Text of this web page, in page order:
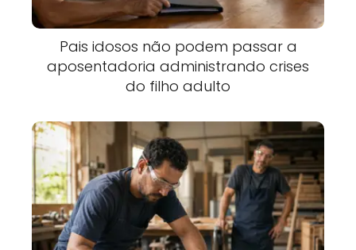
Pais idosos não podem passar a
aposentadoria administrando crises
do filho adulto